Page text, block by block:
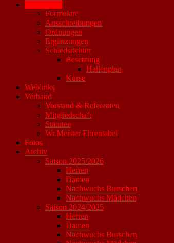
Formulare
Ausschreibungen
Ordnungen
Ergänzungen
Schiedsrichter
Besetzung
Hallenplan
Kurse
Weblinks
Verband
Vorstand & Referenten
Mitgliedschaft
Statuten
Wr.Meister Ehrentabel
Fotos
Archiv
Saison 2025/2026
Herren
Damen
Nachwuchs Burschen
Nachwuchs Mädchen
Saison 2024/2025
Herren
Damen
Nachwuchs Burschen